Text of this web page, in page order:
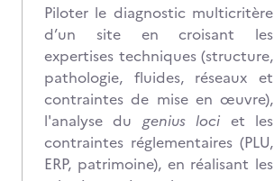
Piloter le diagnostic multicritère
d’un site en croisant les
expertises techniques (structure,
pathologie, fluides, réseaux et
contraintes de mise en œuvre),
l'analyse du genius loci et les
contraintes réglementaires (PLU,
ERP, patrimoine), en réalisant les